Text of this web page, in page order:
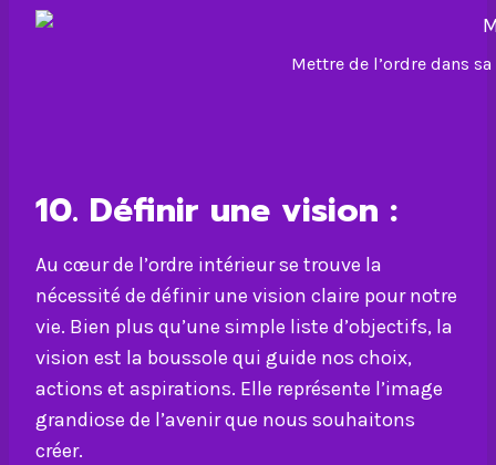
Mettre de l’ordre dans
10. Définir une vision :
Au cœur de l’ordre intérieur se trouve la
nécessité de définir une vision claire pour notre
vie. Bien plus qu’une simple liste d’objectifs, la
vision est la boussole qui guide nos choix,
actions et aspirations. Elle représente l’image
grandiose de l’avenir que nous souhaitons
créer.